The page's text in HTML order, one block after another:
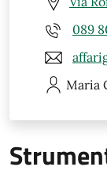
089
Maria